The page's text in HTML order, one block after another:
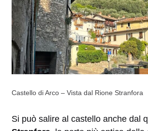
Castello di Arco – Vista dal Rione Stranfora
Si può salire al castello anche dal